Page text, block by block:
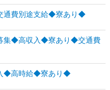
費別途支給◆寮あり◆
集◆高収入◆寮あり◆交通費
◆高時給◆寮あり◆